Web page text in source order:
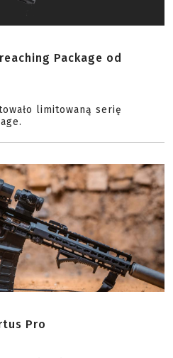
Package od
limitowaną serię
Pro